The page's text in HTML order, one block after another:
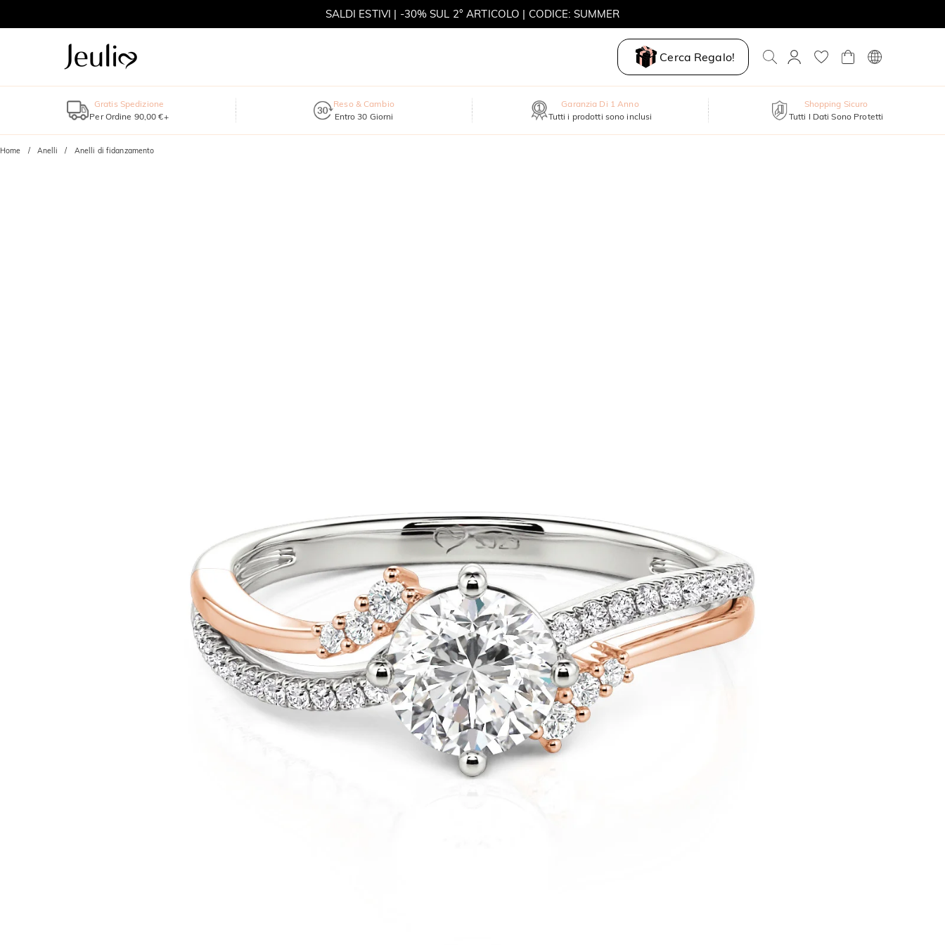
SALDI ESTIVI | -30% SUL 2° ARTICOLO | CODICE: SUMMER
Cerca Regalo!
Gratis Spedizione
Per Ordine 90,00 €+
Reso & Cambio
Entro 30 Giorni
Garanzia Di 1 Anno
Tutti i prodotti sono inclusi
Shopping Sicuro
Tutti I Dati Sono Protetti
Home Anelli Anelli di fidanzamento